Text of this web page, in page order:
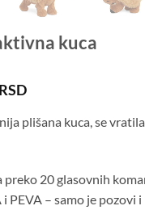
kuca
RSD
plišana kuca, se
preko 20 glasovnih
PEVA – samo je pozovi